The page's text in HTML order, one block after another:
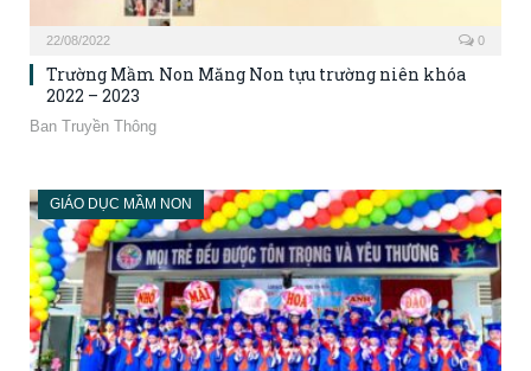
22/08/2022 0
Trường Mầm Non Măng Non tựu trường niên khóa
2022 – 2023
Ban Truyền Thông
GIÁO DỤC MẦM NON